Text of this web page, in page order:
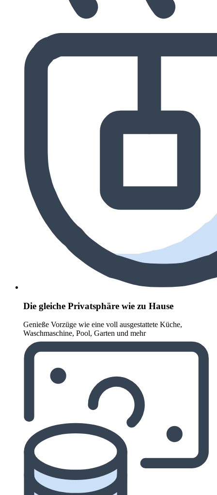
Die gleiche Privatsphäre wie zu Hause
Genieße Vorzüge wie eine voll ausgestattete Küche,
Waschmaschine, Pool, Garten und mehr